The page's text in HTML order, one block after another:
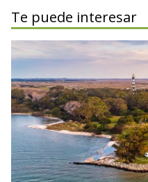
Te puede interesar